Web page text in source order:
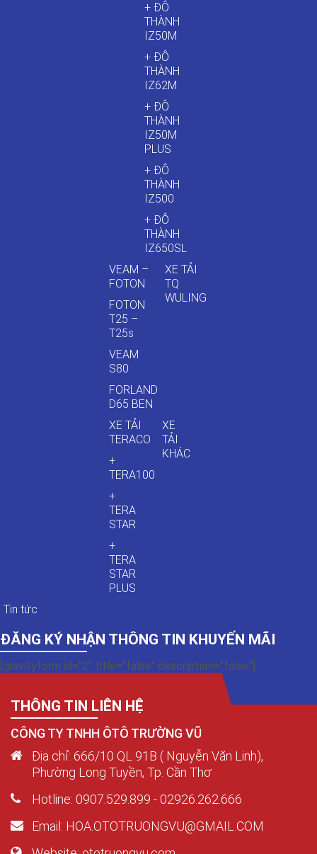
+ ĐÔ
THÀNH
IZ50M
+ ĐÔ
THÀNH
IZ62M
+ ĐÔ
THÀNH
IZ50M
PLUS
+ ĐÔ
THÀNH
IZ500
+ ĐÔ
THÀNH
IZ650SL
VEAM –
FOTON
FOTON
T25 –
T25s
VEAM
S80
FORLAND
D65 BEN
XE TẢI
TQ
WULING
XE TẢI
TERACO
+
TERA100
+
TERA
STAR
+
TERA
STAR
PLUS
XE
TẢI
KHÁC
Tin tức
ĐĂNG KÝ NHẬN THÔNG TIN KHUYẾN MÃI
[gravityform id="2" title="false" description="false"]
THÔNG TIN LIÊN HỆ
CÔNG TY TNHH ÔTÔ TRƯỜNG VŨ
Địa chỉ: 666/10 QL 91B ( Nguyễn Văn Linh),
Phường Long Tuyền, Tp. Cần Thơ
Hotline: 0907.529.899 - 02926.262.666
Email: HOA.OTOTRUONGVU@GMAIL.COM